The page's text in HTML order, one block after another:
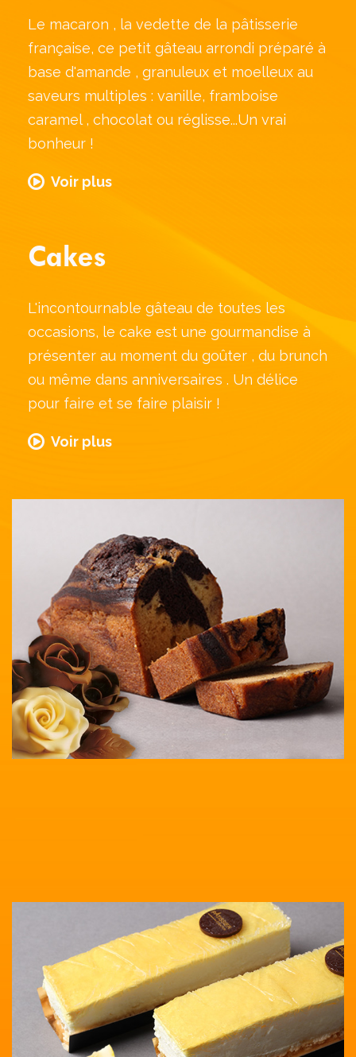
Le macaron , la vedette de la pâtisserie
française, ce petit gâteau arrondi préparé à
base d'amande , granuleux et moelleux au
saveurs multiples : vanille, framboise
caramel , chocolat ou réglisse...Un vrai
bonheur !
Voir plus
Cakes
L'incontournable gâteau de toutes les
occasions, le cake est une gourmandise à
présenter au moment du goûter , du brunch
ou même dans anniversaires . Un délice
pour faire et se faire plaisir !
Voir plus